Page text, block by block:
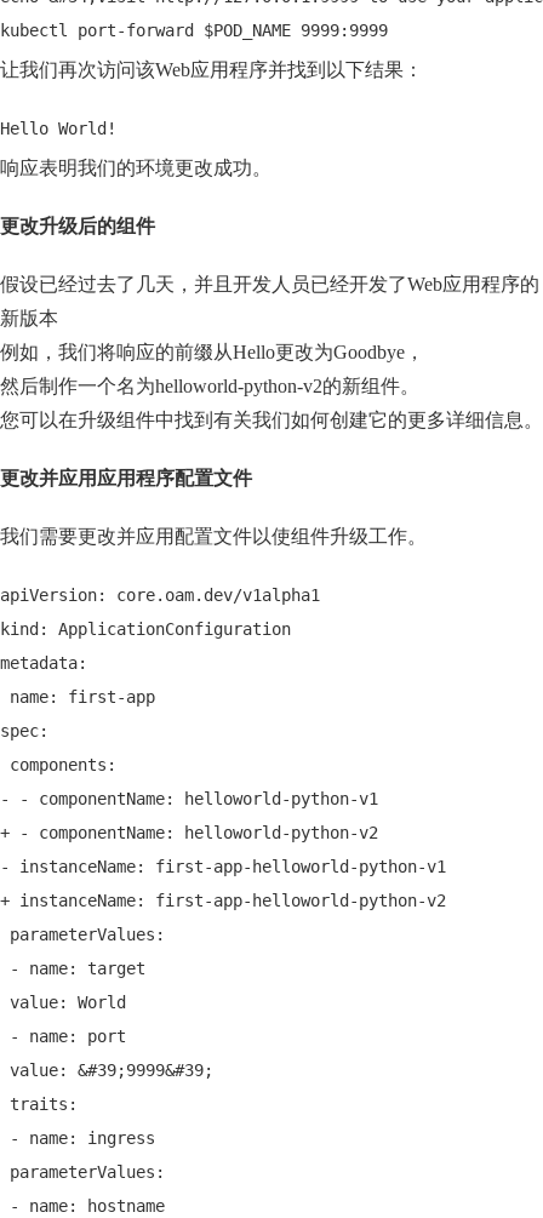
kubectl port-forward $POD_NAME 9999:9999
让我们再次访问该Web应用程序并找到以下结果：
Hello World!
响应表明我们的环境更改成功。
更改升级后的组件
假设已经过去了几天，并且开发人员已经开发了Web应用程序的
新版本
例如，我们将响应的前缀从Hello更改为Goodbye，
然后制作一个名为helloworld-python-v2的新组件。
您可以在升级组件中找到有关我们如何创建它的更多详细信息。
更改并应用应用程序配置文件
我们需要更改并应用配置文件以使组件升级工作。
apiVersion: core.oam.dev/v1alpha1
kind: ApplicationConfiguration
metadata:
name: first-app
spec:
components:
- - componentName: helloworld-python-v1
+ - componentName: helloworld-python-v2
- instanceName: first-app-helloworld-python-v1
+ instanceName: first-app-helloworld-python-v2
parameterValues:
- name: target
value: World
- name: port
value: &#39;9999&#39;
traits:
- name: ingress
parameterValues:
- name: hostname